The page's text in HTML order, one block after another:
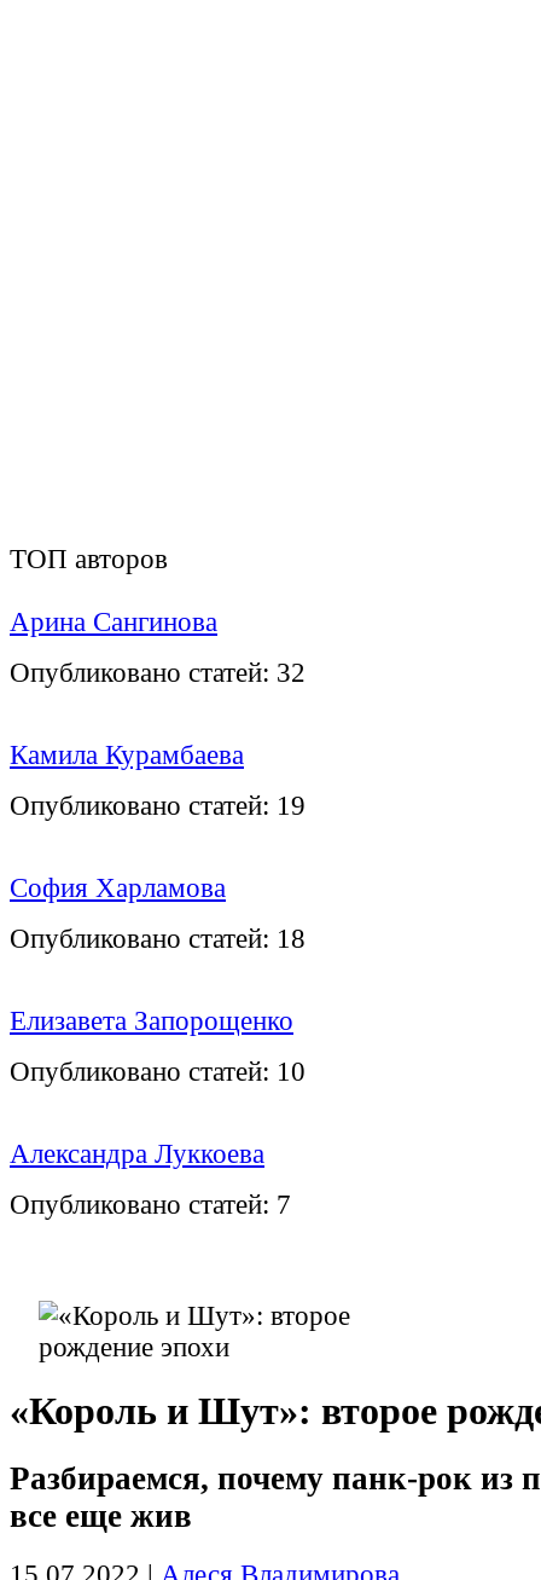
ТОП авторов
Арина Сангинова
Опубликовано статей: 32
Камила Курамбаева
Опубликовано статей: 19
София Харламова
Опубликовано статей: 18
Елизавета Запорощенко
Опубликовано статей: 10
Александра Луккоева
Опубликовано статей: 7
«Король и Шут»: второе
Разбираемся, почему панк-рок из
все еще жив